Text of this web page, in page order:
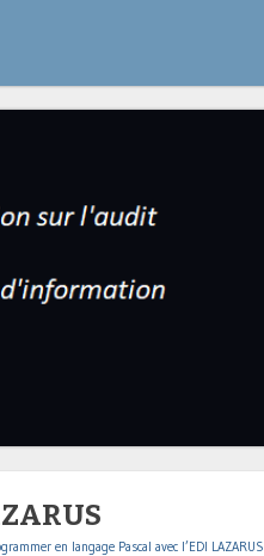
en langage Pascal avec l’EDI LAZARUS